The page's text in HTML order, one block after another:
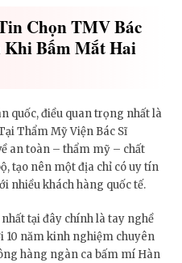
Chọn TMV Bác
Khi Bấm Mắt Hai
quốc, điều quan trọng nhất là
Thẩm Mỹ Viện Bác Sĩ
an toàn – thẩm mỹ – chất
tạo nên một địa chỉ có uy tín
nhiều khách hàng quốc tế.
tại đây chính là tay nghề
10 năm kinh nghiệm chuyên
hàng ngàn ca bấm mí Hàn